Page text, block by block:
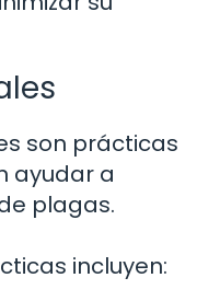
son prácticas
ayudar a
plagas.
incluyen: